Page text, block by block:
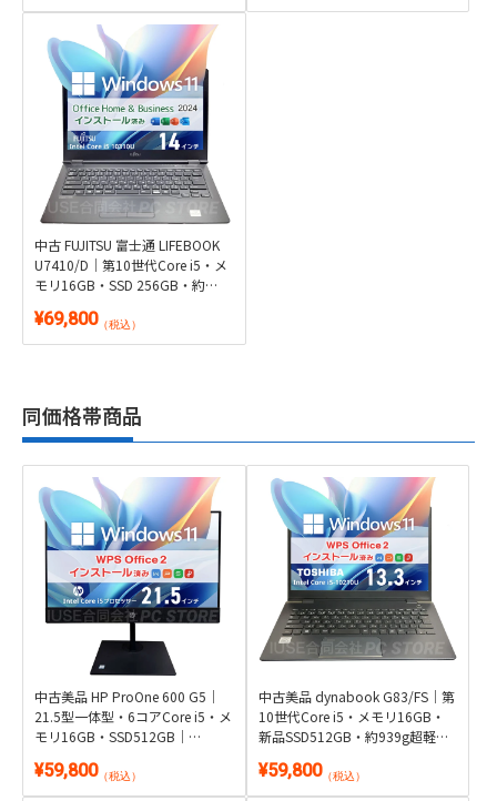
中古 FUJITSU 富士通 LIFEBOOK
U7410/D｜第10世代Core i5・メ
モリ16GB・SSD 256GB・約
Microsoft Office 2024付き
¥69,800（税込）
同価格帯商品
中古美品 HP ProOne 600 G5｜
21.5型一体型・6コアCore i5・メ
モリ16GB・SSD512GB｜
¥59,800（税込）
中古美品 dynabook G83/FS｜第
10世代Core i5・メモリ16GB・
新品SSD512GB・約939g超軽量
WPS Office 2付き
¥59,800（税込）